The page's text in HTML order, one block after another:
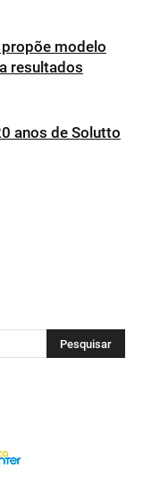
modelo
resultados
anos de Solutto